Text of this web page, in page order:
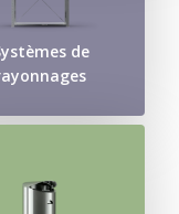
de